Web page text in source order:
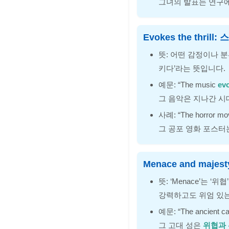
그녀의 발표는 연구
Evokes the thrill:
뜻: 어떤 감정이나
키다’라는 뜻입니다.
예문: “The music
그 음악은 지나간
사례: “The horror
그 공포 영화 포스
Menace and
뜻: ‘Menace’는 ‘위
강력하고도 위엄 있
예문: “The ancient
그 고대 성은 위협과